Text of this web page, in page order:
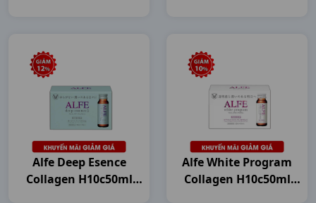
Alfe Deep Esence
Collagen H10c50ml
Alfe White Program
Collagen H10c50ml